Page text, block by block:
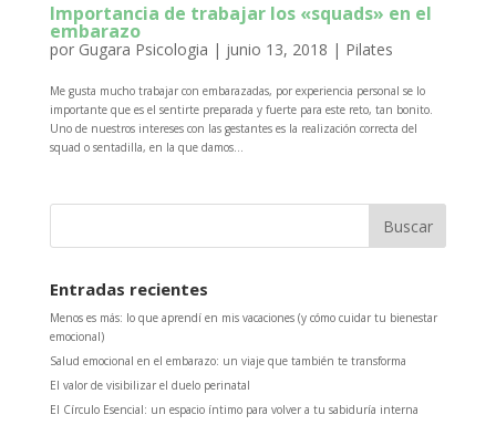
Importancia de trabajar los «squads» en el
embarazo
por Gugara Psicologia | junio 13, 2018 | Pilates
Me gusta mucho trabajar con embarazadas, por experiencia personal se lo
importante que es el sentirte preparada y fuerte para este reto, tan bonito.
Uno de nuestros intereses con las gestantes es la realización correcta del
squad o sentadilla, en la que damos...
Entradas recientes
Menos es más: lo que aprendí en mis vacaciones (y cómo cuidar tu bienestar
emocional)
Salud emocional en el embarazo: un viaje que también te transforma
El valor de visibilizar el duelo perinatal
El Círculo Esencial: un espacio íntimo para volver a tu sabiduría interna